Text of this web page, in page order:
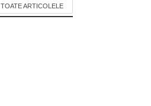
TOATE ARTICOLELE